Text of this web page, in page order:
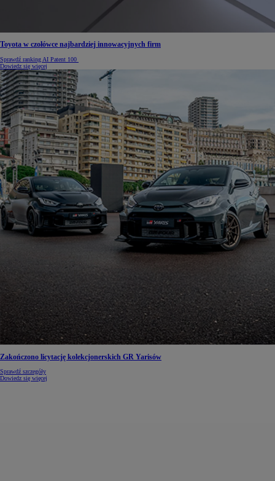
Toyota w czołówce najbardziej innowacyjnych firm
Sprawdź ranking AI Patent 100
Dowiedz się więcej
Zakończono licytację kolekcjonerskich GR Yarisów
Sprawdź szczegóły
Dowiedz się więcej